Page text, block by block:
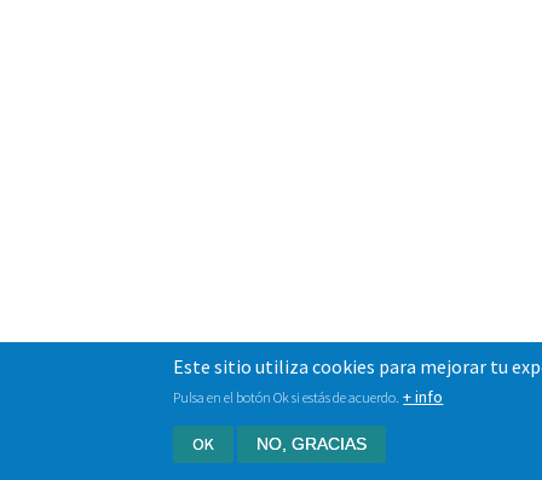
Este sitio utiliza cookies para mejorar tu
Pulsa en el botón Ok si estás de acuerdo. + info
OK NO, GRACIAS